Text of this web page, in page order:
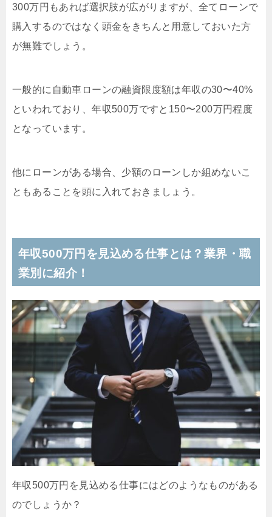
300万円もあれば選択肢が広がりますが、全てローンで
購入するのではなく頭金をきちんと用意しておいた方
が無難でしょう。
一般的に自動車ローンの融資限度額は年収の30〜40%
といわれており、年収500万ですと150〜200万円程度
となっています。
他にローンがある場合、少額のローンしか組めないこ
ともあることを頭に入れておきましょう。
年収500万円を見込める仕事とは？業界・職
業別に紹介！
年収500万円を見込める仕事にはどのようなものがある
のでしょうか？